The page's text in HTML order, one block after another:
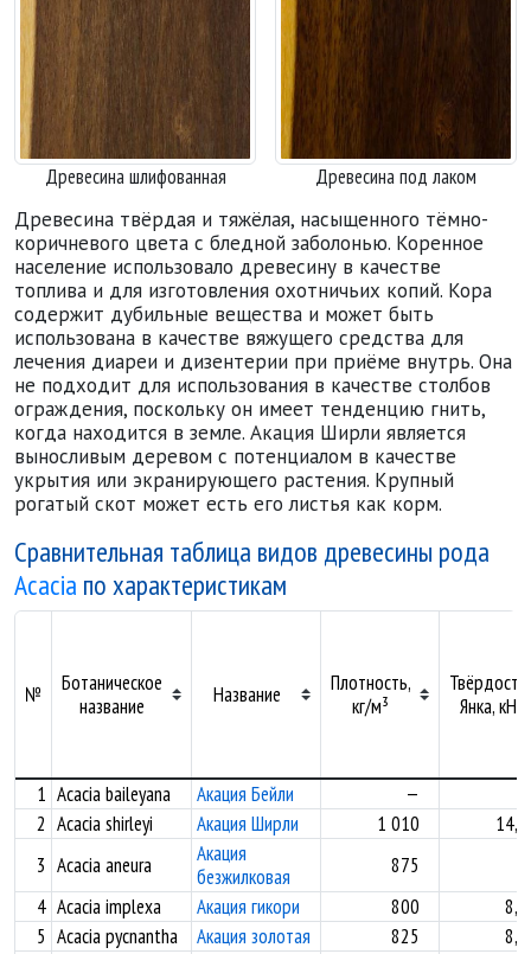
Древесина шлифованная
Древесина под лаком
Древесина твёрдая и тяжёлая, насыщенного тёмно-
коричневого цвета с бледной заболонью. Коренное
население использовало древесину в качестве
топлива и для изготовления охотничьих копий. Кора
содержит дубильные вещества и может быть
использована в качестве вяжущего средства для
лечения диареи и дизентерии при приёме внутрь. Она
не подходит для использования в качестве столбов
ограждения, поскольку он имеет тенденцию гнить,
когда находится в земле. Акация Ширли является
выносливым деревом с потенциалом в качестве
укрытия или экранирующего растения. Крупный
рогатый скот может есть его листья как корм.
Сравнительная таблица видов древесины рода
Acacia по характеристикам
№
Ботаническое
название
Название
Плотность,
кг/м³
Твёрдость
Янка, кН
1 Acacia baileyana Акация Бейли —
2 Acacia shirleyi Акация Ширли 1 010
3 Acacia aneura
Акация
безжилковая
875
4 Acacia implexa Акация гикори 800
5 Acacia pycnantha Акация золотая 825